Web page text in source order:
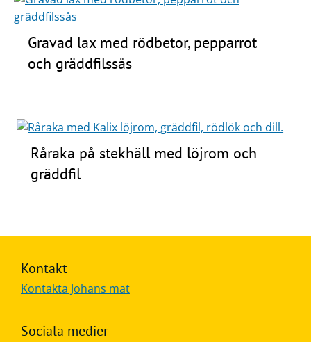
Gravad lax med rödbetor, pepparrot
och gräddfilssås
Råraka på stekhäll med löjrom och
gräddfil
Kontakt
Kontakta Johans mat
Sociala medier